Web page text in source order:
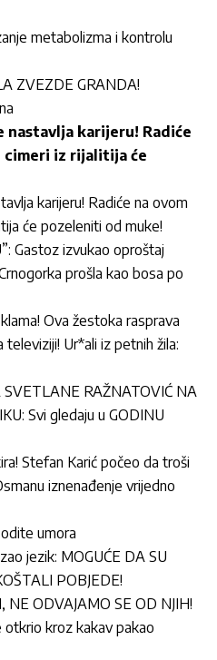
metabolizma i kontrolu
ZVEZDE GRANDA!
nastavlja karijeru! Radiće
cimeri iz rijalitija će
karijeru! Radiće na ovom
će pozeleniti od muke!
Gastoz izvukao oproštaj
prošla kao bosa po
Ova žestoka rasprava
Ur*ali iz petnih žila:
SVETLANE RAŽNATOVIĆ NA
Svi gledaju u GODINU
Stefan Karić počeo da troši
iznenađenje vrijedno
umora
jezik: MOGUĆE DA SU
POBJEDE!
NE ODVAJAMO SE OD NJIH!
otkrio kroz kakav pakao